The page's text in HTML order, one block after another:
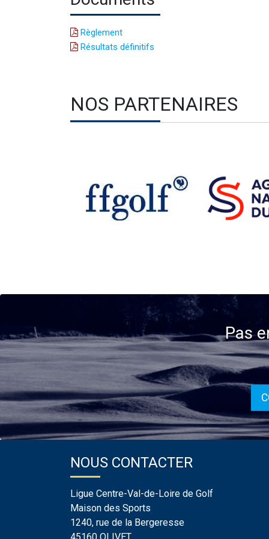
Règlement
Résultats définitifs
NOS PARTENAIRES
Pas
NOUS CONTACTER
Ligue Centre-Val-de-Loire de Golf
Maison des Sports
1240, rue de la Bergeresse